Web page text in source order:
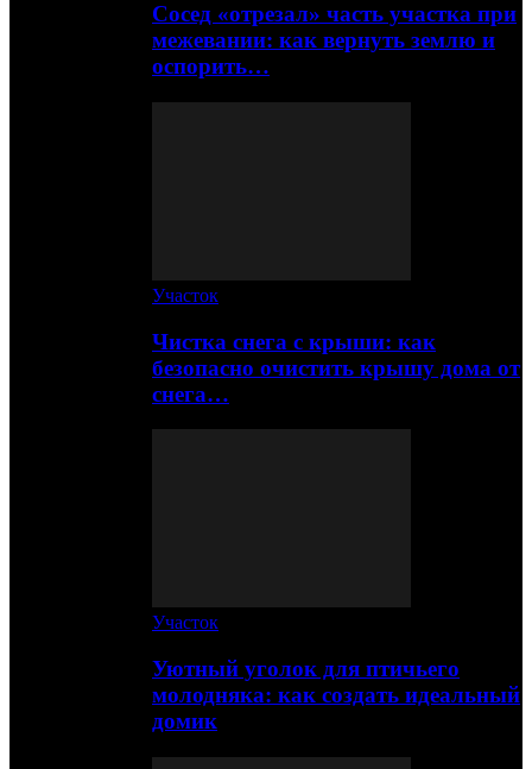
Сосед «отрезал» часть участка при
межевании: как вернуть землю и
оспорить…
Участок
Чистка снега с крыши: как
безопасно очистить крышу дома от
снега…
Участок
Уютный уголок для птичьего
молодняка: как создать идеальный
домик